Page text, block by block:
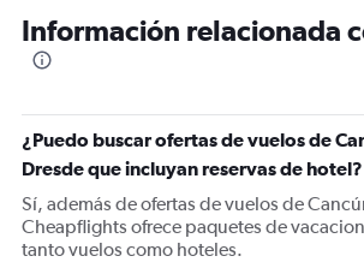
Información relacionada
¿Puedo buscar ofertas de vuelos de
Dresde que incluyan reservas de hotel?
Sí, además de ofertas de vuelos de
Cheapflights ofrece paquetes de
tanto vuelos como hoteles.